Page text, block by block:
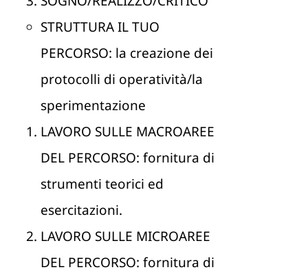
STRUTTURA IL TUO
PERCORSO: la creazione dei
protocolli di operatività/la
sperimentazione
LAVORO SULLE MACROAREE
DEL PERCORSO: fornitura di
strumenti teorici ed
esercitazioni.
LAVORO SULLE MICROAREE
DEL PERCORSO: fornitura di